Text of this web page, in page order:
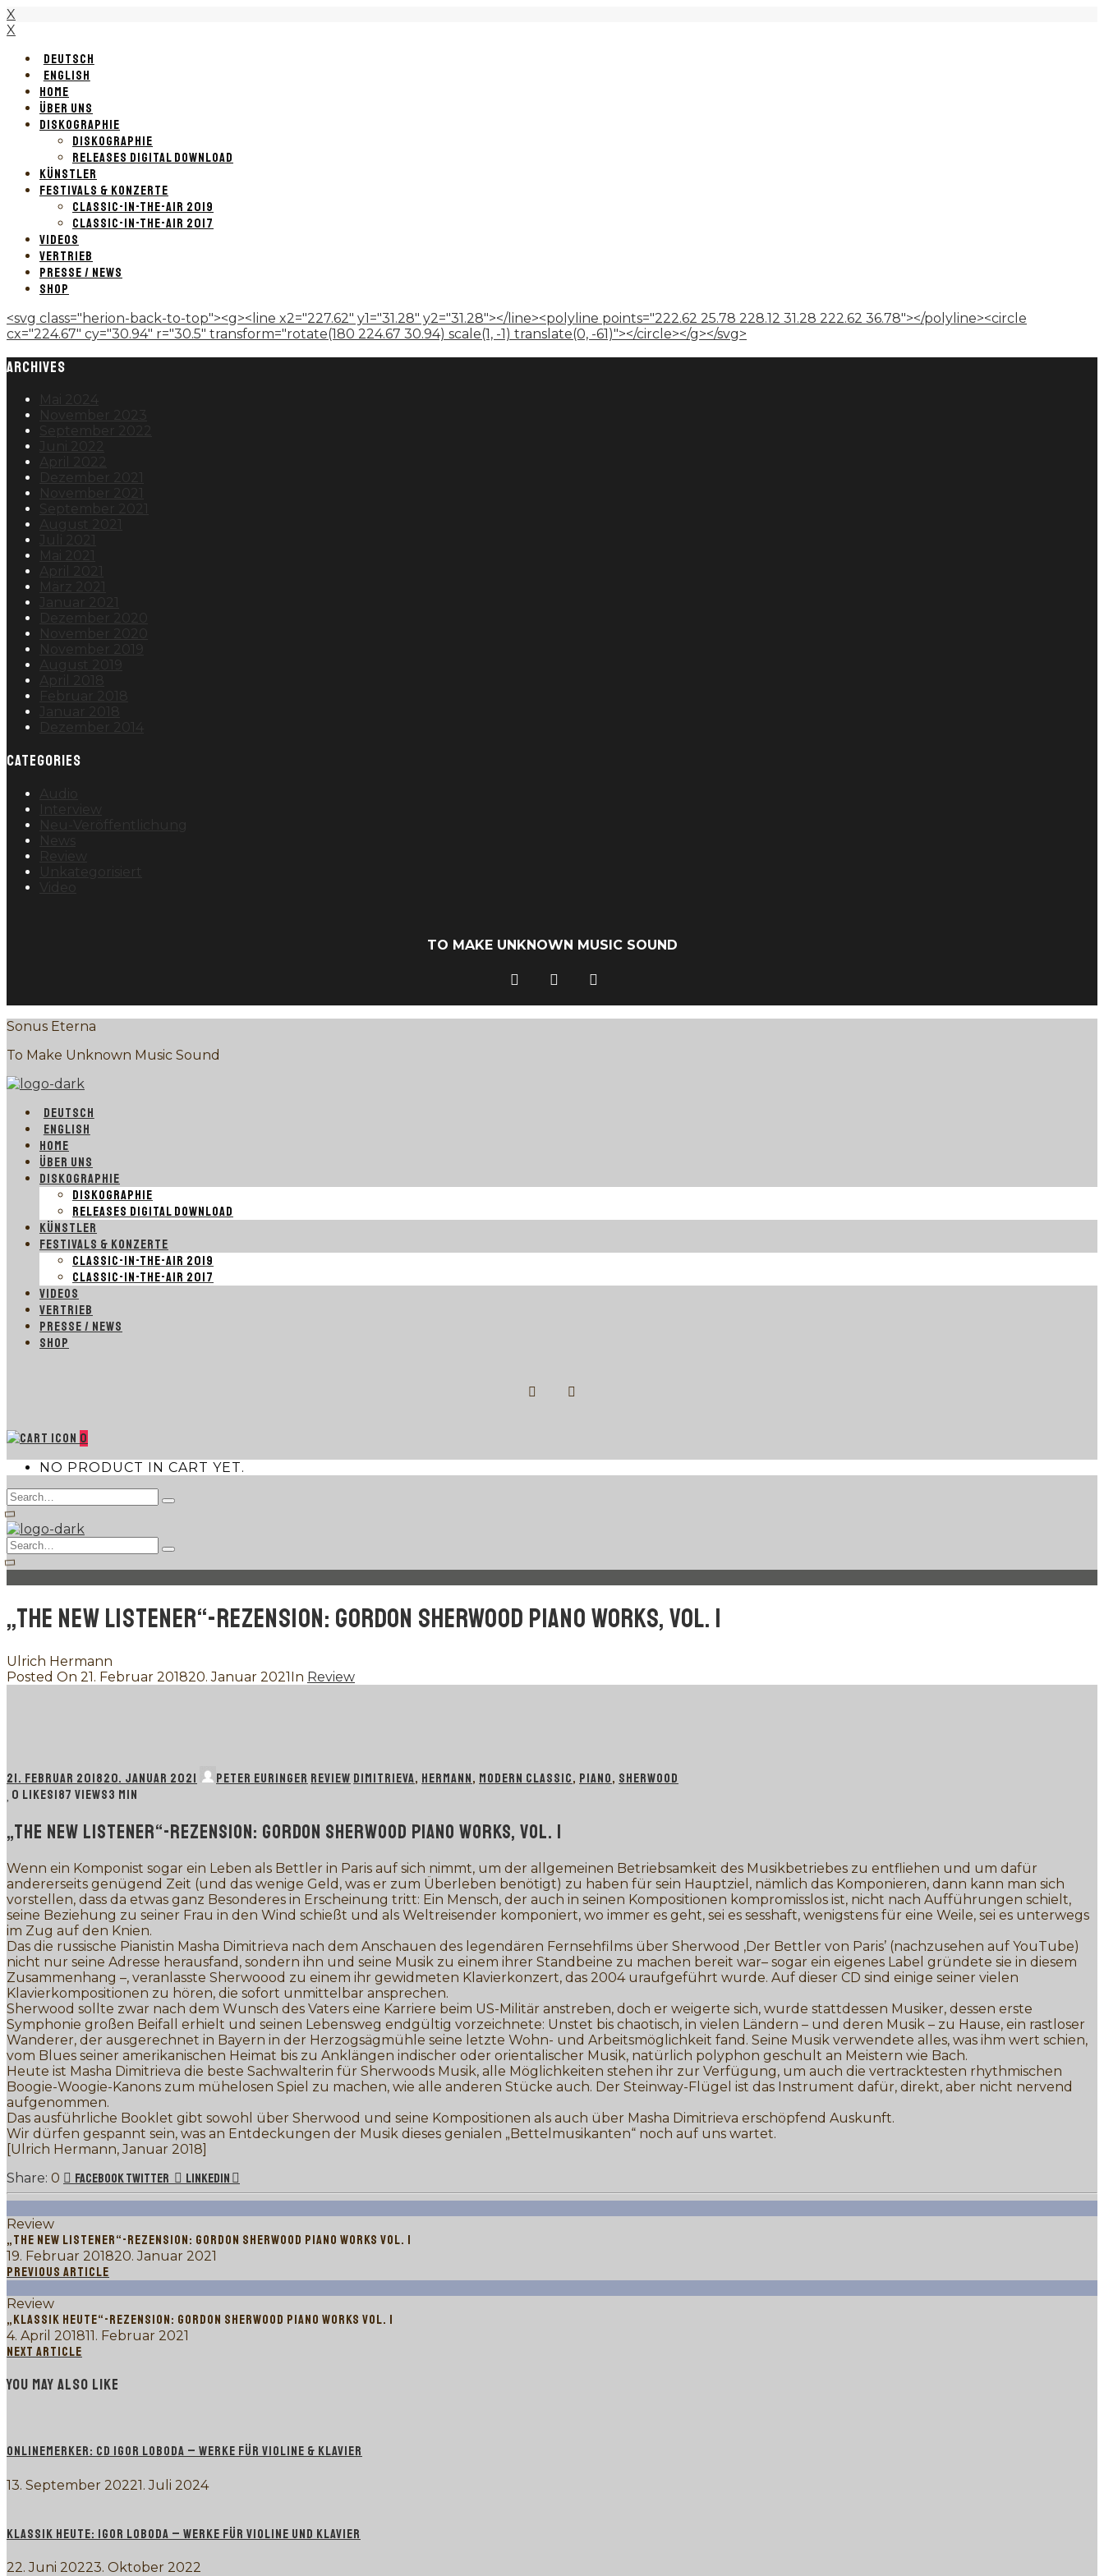
X
X
DEUTSCH
ENGLISH
HOME
ÜBER UNS
DISKOGRAPHIE
DISKOGRAPHIE
RELEASES DIGITAL DOWNLOAD
KÜNSTLER
FESTIVALS & KONZERTE
CLASSIC-IN-THE-AIR 2019
CLASSIC-IN-THE-AIR 2017
VIDEOS
VERTRIEB
PRESSE / NEWS
SHOP
<svg class="herion-back-to-top"><g><line x2="227.62" y1="31.28" y2="31.28"></line><polyline points="222.62 25.78 228.12 31.28 222.62 36.78"></polyline><circle
cx="224.67" cy="30.94" r="30.5" transform="rotate(180 224.67 30.94) scale(1, -1) translate(0, -61)"></circle></g></svg>
ARCHIVES
CATEGORIES
TO MAKE UNKNOWN MUSIC SOUND
Sonus Eterna
To Make Unknown Music Sound
DEUTSCH
ENGLISH
HOME
ÜBER UNS
DISKOGRAPHIE
DISKOGRAPHIE
RELEASES DIGITAL DOWNLOAD
KÜNSTLER
FESTIVALS & KONZERTE
CLASSIC-IN-THE-AIR 2019
CLASSIC-IN-THE-AIR 2017
VIDEOS
VERTRIEB
PRESSE / NEWS
SHOP
0
NO PRODUCT IN CART YET.
Search
for:
Type
Search
for:
Type
„THE NEW LISTENER“-REZENSION: GORDON SHERWOOD PIANO WORKS, VOL. I
Ulrich Hermann
Posted On 21. Februar 201820. Januar 2021In Review
21. FEBRUAR 201820. JANUAR 2021 PETER EURINGER REVIEW DIMITRIEVA, HERMANN, MODERN CLASSIC, PIANO, SHERWOOD
0 LIKES187 VIEWS3 MIN
„THE NEW LISTENER“-REZENSION: GORDON SHERWOOD PIANO WORKS, VOL. I
Wenn ein Komponist sogar ein Leben als Bettler in Paris auf sich nimmt, um der allgemeinen Betriebsamkeit des Musikbetriebes zu entfliehen und um dafür
andererseits genügend Zeit (und das wenige Geld, was er zum Überleben benötigt) zu haben für sein Hauptziel, nämlich das Komponieren, dann kann man sich
vorstellen, dass da etwas ganz Besonderes in Erscheinung tritt: Ein Mensch, der auch in seinen Kompositionen kompromisslos ist, nicht nach Aufführungen schielt,
seine Beziehung zu seiner Frau in den Wind schießt und als Weltreisender komponiert, wo immer es geht, sei es sesshaft, wenigstens für eine Weile, sei es unterwegs
im Zug auf den Knien.
Das die russische Pianistin Masha Dimitrieva nach dem Anschauen des legendären Fernsehfilms über Sherwood ‚Der Bettler von Paris’ (nachzusehen auf YouTube)
nicht nur seine Adresse herausfand, sondern ihn und seine Musik zu einem ihrer Standbeine zu machen bereit war– sogar ein eigenes Label gründete sie in diesem
Zusammenhang –, veranlasste Sherwoood zu einem ihr gewidmeten Klavierkonzert, das 2004 uraufgeführt wurde. Auf dieser CD sind einige seiner vielen
Klavierkompositionen zu hören, die sofort unmittelbar ansprechen.
Sherwood sollte zwar nach dem Wunsch des Vaters eine Karriere beim US-Militär anstreben, doch er weigerte sich, wurde stattdessen Musiker, dessen erste
Symphonie großen Beifall erhielt und seinen Lebensweg endgültig vorzeichnete: Unstet bis chaotisch, in vielen Ländern – und deren Musik – zu Hause, ein rastloser
Wanderer, der ausgerechnet in Bayern in der Herzogsägmühle seine letzte Wohn- und Arbeitsmöglichkeit fand. Seine Musik verwendete alles, was ihm wert schien,
vom Blues seiner amerikanischen Heimat bis zu Anklängen indischer oder orientalischer Musik, natürlich polyphon geschult an Meistern wie Bach.
Heute ist Masha Dimitrieva die beste Sachwalterin für Sherwoods Musik, alle Möglichkeiten stehen ihr zur Verfügung, um auch die vertracktesten rhythmischen
Boogie-Woogie-Kanons zum mühelosen Spiel zu machen, wie alle anderen Stücke auch. Der Steinway-Flügel ist das Instrument dafür, direkt, aber nicht nervend
aufgenommen.
Das ausführliche Booklet gibt sowohl über Sherwood und seine Kompositionen als auch über Masha Dimitrieva erschöpfend Auskunft.
Wir dürfen gespannt sein, was an Entdeckungen der Musik dieses genialen „Bettelmusikanten“ noch auf uns wartet.
[Ulrich Hermann, Januar 2018]
0
FacebookTwitter LinkedIn
Review
„THE NEW LISTENER“-REZENSION: GORDON SHERWOOD PIANO WORKS VOL. I
19. Februar 201820. Januar 2021
PREVIOUS ARTICLE
Review
„KLASSIK HEUTE“-REZENSION: GORDON SHERWOOD PIANO WORKS VOL. I
4. April 201811. Februar 2021
NEXT ARTICLE
YOU MAY ALSO LIKE
ONLINEMERKER: CD IGOR LOBODA – WERKE FÜR VIOLINE & KLAVIER
13. September 20221. Juli 2024
KLASSIK HEUTE: IGOR LOBODA – WERKE FÜR VIOLINE UND KLAVIER
22. Juni 20223. Oktober 2022